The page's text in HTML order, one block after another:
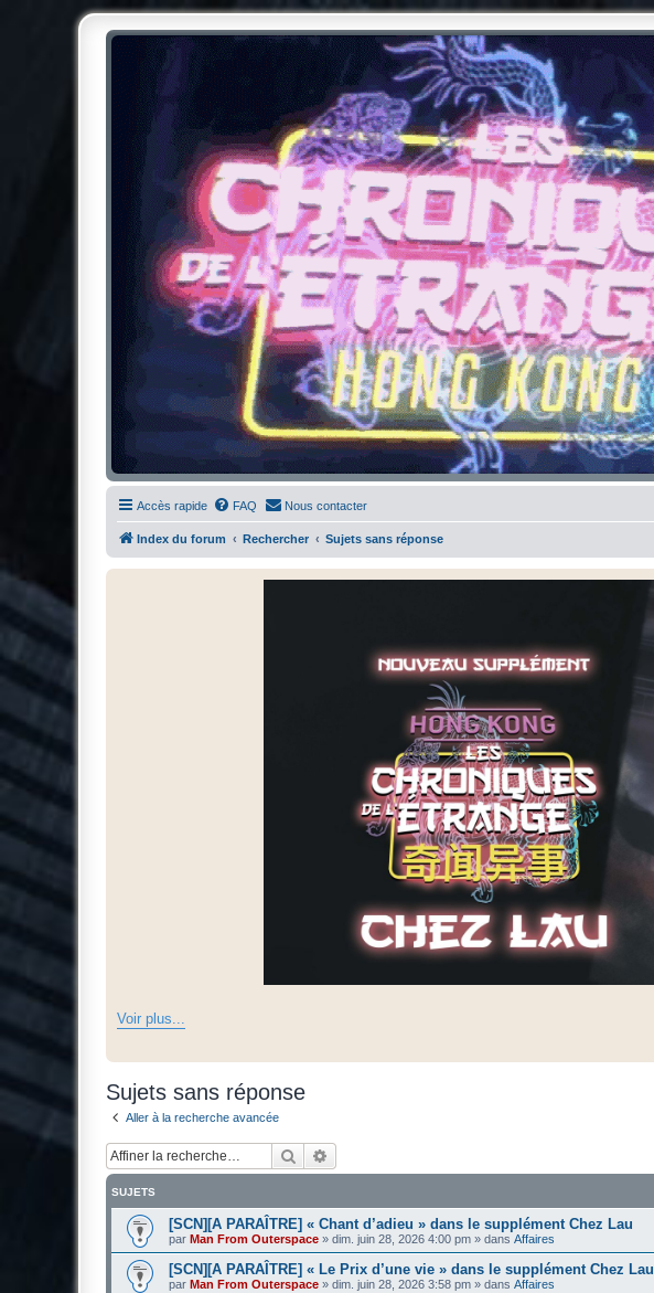
Chroniques de l'Étrange NO
Pour les amateurs des Chroniques de l'Étrange
Accès rapide FAQ Nous contacter
Index du forum Rechercher Sujets sans réponse
Voir plus...
Sujets sans réponse
Aller à la recherche avancée
Rechercher
SUJETS
[SCN][A PARAÎTRE] « Chant d’adieu » dans le supplément Chez Lau
par Man From Outerspace » dim. juin 28, 2026 4:00 pm » dans Affaires
[SCN][A PARAÎTRE] « Le Prix d’une vie » dans le supplément Chez Lau
par Man From Outerspace » dim. juin 28, 2026 3:58 pm » dans Affaires